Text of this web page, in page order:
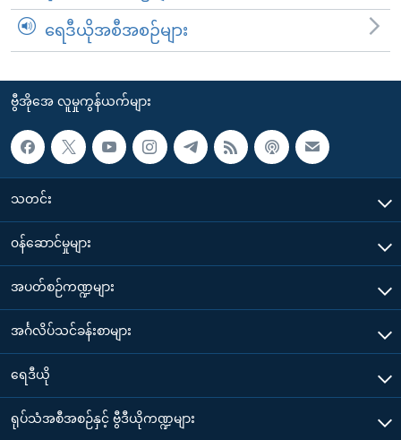
ရေဒီယိုအစီအစဉ်များ
ဗွီအိုအေ လူမှုကွန်ယက်များ
သတင်း
၀န်ဆောင်မှုများ
အပတ်စဉ်ကဏ္ဍများ
အင်္ဂလိပ်သင်ခန်းစာများ
ရေဒီယို
ရုပ်သံအစီအစဉ်နှင့် ဗွီဒီယိုကဏ္ဍများ